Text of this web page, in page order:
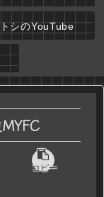
シのYouTube
コピー